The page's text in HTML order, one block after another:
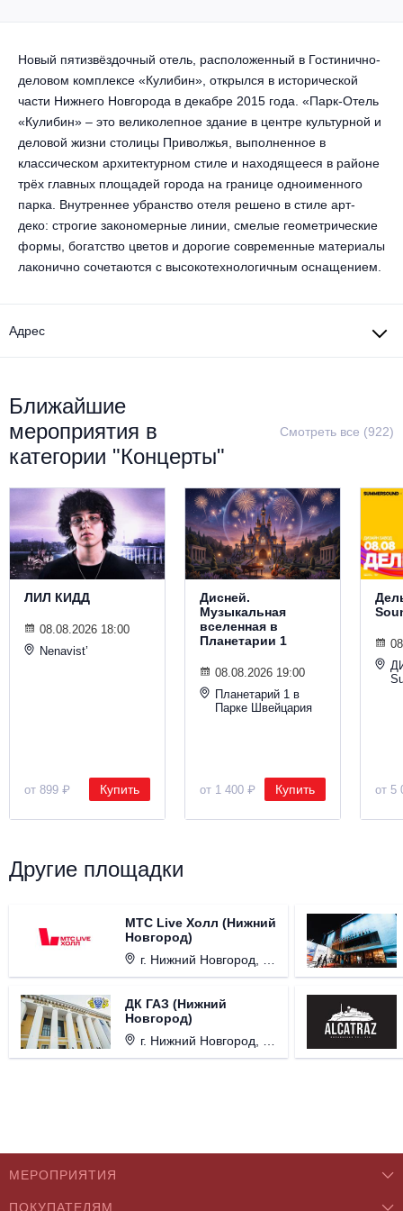
Альтернатива
Классическая музыка
Круиз Фест
Open-air на ВДНХ
Джаз и блюз
Рок
Металл
Комедия
Творческий вечер
Балет
Драма
Спектакль
Детский спектакль
Детское шоу
Детский мюзикл
Все события
Новый пятизвёздочный отель, расположенный в Гостинично-
деловом комплексе «Кулибин», открылся в исторической
части Нижнего Новгорода в декабре 2015 года. «Парк-Отель
«Кулибин» – это великолепное здание в центре культурной и
деловой жизни столицы Приволжья, выполненное в
классическом архитектурном стиле и находящееся в районе
трёх главных площадей города на границе одноименного
парка. Внутреннее убранство отеля решено в стиле арт-
деко: строгие закономерные линии, смелые геометрические
формы, богатство цветов и дорогие современные материалы
лаконично сочетаются с высокотехнологичным оснащением.
Адрес
Ближайшие
мероприятия в
категории "Концерты"
Смотреть все (922)
ЛИЛ КИДД
08.08.2026 18:00
Nenavist’
от 899 ₽ Купить
Дисней.
Музыкальная
вселенная в
Планетарии 1
08.08.2026 19:00
Планетарий 1 в
Парке Швейцария
от 1 400 ₽ Купить от 5
Другие площадки
МТС Live Холл (Нижний
Новгород)
г. Нижний Новгород, Площадь Октябрьская, д. 1.
ДК ГАЗ (Нижний
Новгород)
г. Нижний Новгород, ул. Смирнова, д. 12.
МЕРОПРИЯТИЯ
ПОКУПАТЕЛЯМ